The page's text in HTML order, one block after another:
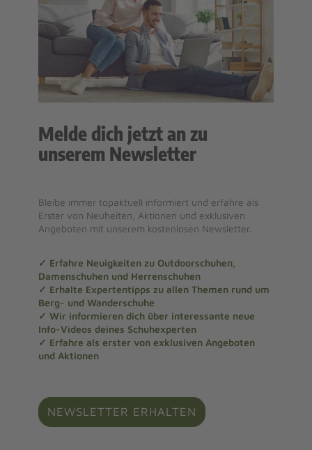
Melde dich jetzt an zu
unserem Newsletter
Bleibe immer topaktuell informiert und erfahre als
Erster von Neuheiten, Aktionen und exklusiven
Angeboten mit unserem kostenlosen Newsletter.
✓ Erfahre Neuigkeiten zu Outdoorschuhen,
Damenschuhen und Herrenschuhen
✓ Erhalte Expertentipps zu allen Themen rund um
Berg- und Wanderschuhe
✓ Wir informieren dich über interessante neue
Info-Videos deines Schuhexperten
✓ Erfahre als erster von exklusiven Angeboten
und Aktionen
NEWSLETTER ERHALTEN